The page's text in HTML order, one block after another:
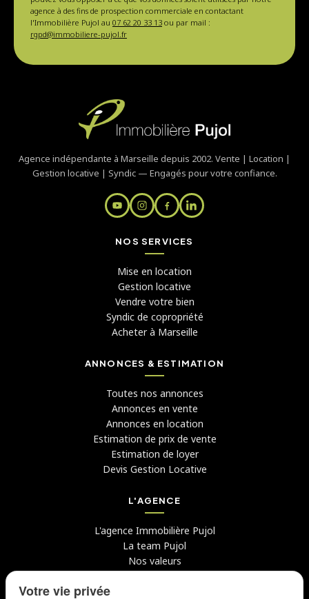
agence à des fins de prospection commerciale en contactant
l'Immobilière Pujol au 07 62 20 33 13 ou par mail :
rgpd@immobiliere-pujol.fr
Agence indépendante à Marseille depuis 2002. Vente | Location |
Gestion locative | Syndic — Engagés pour votre confiance.
NOS SERVICES
Mise en location
Gestion locative
Vendre votre bien
Syndic de copropriété
Acheter à Marseille
ANNONCES & ESTIMATION
Toutes nos annonces
Annonces en vente
Annonces en location
Estimation de prix de vente
Estimation de loyer
Devis Gestion Locative
L'AGENCE
L'agence Immobilière Pujol
La team Pujol
Nos valeurs
Avis clients
Votre vie privée